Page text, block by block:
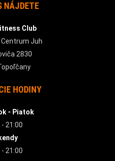
NÁJDETE
Club
Juh
2830
HODINY
- Piatok
- 21:00
- 21:00